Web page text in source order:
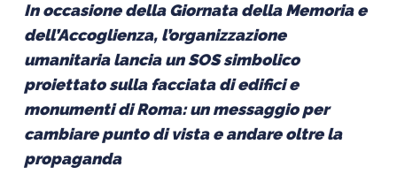
In occasione della Giornata della Memoria e
dell’Accoglienza, l’organizzazione
umanitaria lancia un SOS simbolico
proiettato sulla facciata di edifici e
monumenti di Roma: un messaggio per
cambiare punto di vista e andare oltre la
propaganda